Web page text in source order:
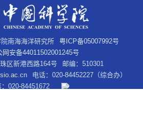
南海海洋研究所
粤ICP备05007992号
安备44011502001245号
区新港西路164号
邮编：510301
电话：020-84452227（综合办）
020-84451672